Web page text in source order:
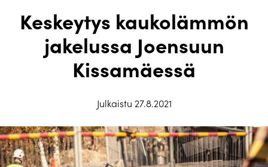
Keskeytys kaukolämmön
jakelussa Joensuun
Kissamäessä
Julkaistu 27.8.2021